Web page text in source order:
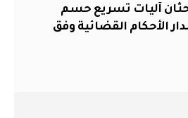
آليات تسريع حسم
الأحكام القضائية وفق